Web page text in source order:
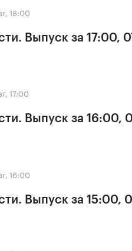
18:00
Выпуск за 17:00,
17:00
Выпуск за 16:00,
16:00
Выпуск за 15:00,